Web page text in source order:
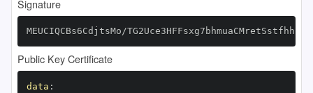
Signature
MEUCIQCBs6CdjtsMo/
Public Key Certificate
data :